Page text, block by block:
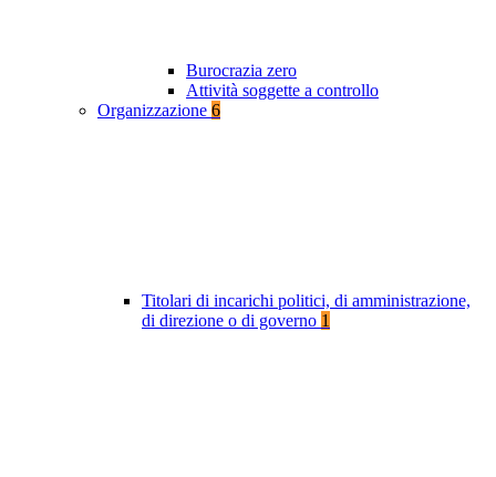
Burocrazia zero
Attività soggette a controllo
Organizzazione 6
Titolari di incarichi politici, di amministrazione,
di direzione o di governo 1